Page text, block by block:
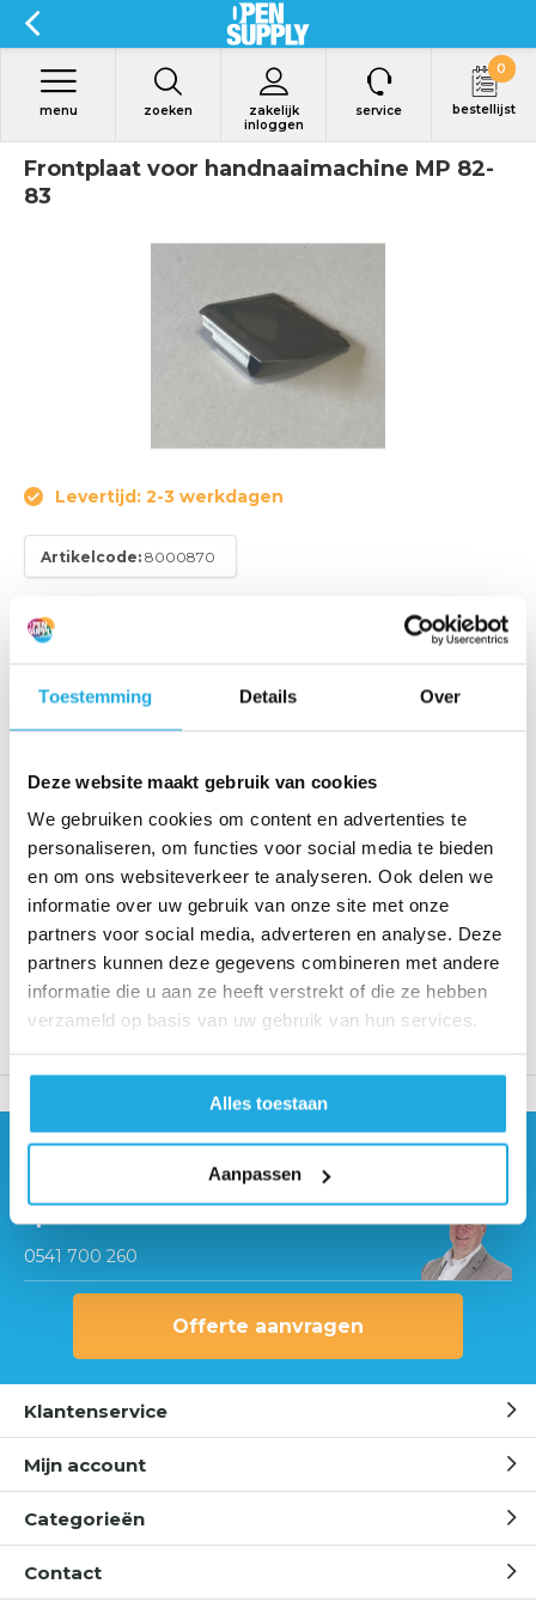
Toestemming Details Over
Deze website maakt gebruik van cookies
We gebruiken cookies om content en advertenties te
personaliseren, om functies voor social media te bieden
en om ons websiteverkeer te analyseren. Ook delen we
informatie over uw gebruik van onze site met onze
partners voor social media, adverteren en analyse. Deze
partners kunnen deze gegevens combineren met andere
informatie die u aan ze heeft verstrekt of die ze hebben
verzameld op basis van uw gebruik van hun services.
Alles toestaan
Aanpassen
zoeken
zakelijk
inloggen
menu service bestellijst
0
Frontplaat voor handnaaimachine MP 82-
83
Levertijd: 2-3 werkdagen
Artikelcode: 8000870
Frontplaat voor handnaaimachine MP 82-83
€ 11,-
Offerte aanvragen
Binnen 1 werkdag een reactie
Al meer dan 20 jaar ervaring
Uitsluitend kwaliteitsproducten
Neem contact op met onze
0541 700 260
Offerte aanvragen
Klantenservice
Mijn account
Categorieën
Contact